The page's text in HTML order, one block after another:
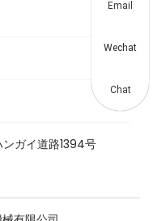
ガイ道路1394号
Email
Wechat
Chat